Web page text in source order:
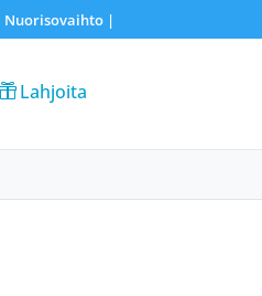
Nuorisovaihto|
Lahjoita